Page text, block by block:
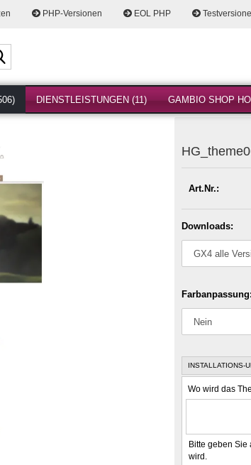
PHP-Versionen EOL PHP
DIENSTLEISTUNGEN (11) GAMBIO SHOP
Art.Nr.:
Downloads:
Farbanpassung:
INSTALLATIONS-
Wo wird das
Bitte geben
wird.